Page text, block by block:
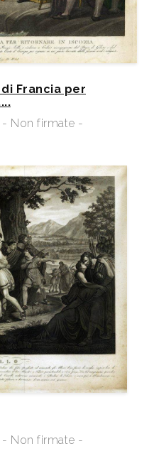
Francia per
Non firmate -
Non firmate -